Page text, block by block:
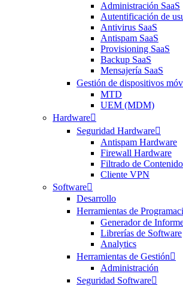
Administración SaaS
Autentificación de
Antivirus SaaS
Antispam SaaS
Provisioning SaaS
Backup SaaS
Mensajería SaaS
Gestión de dispositivos
MTD
UEM (MDM)
Hardware
Seguridad Hardware
Antispam Hardware
Firewall Hardware
Filtrado de
Cliente VPN
Software
Desarrollo
Herramientas de
Generador de
Librerías de Software
Analytics
Herramientas de Gestión
Administración
Seguridad Software